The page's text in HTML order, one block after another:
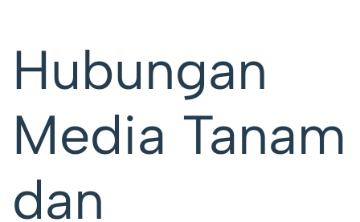
Hubungan
Media Tanam
dan